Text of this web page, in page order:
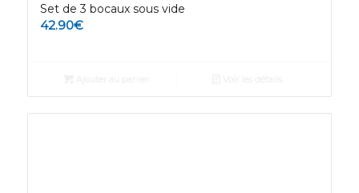
Set de 3 bocaux sous vide
42.90€